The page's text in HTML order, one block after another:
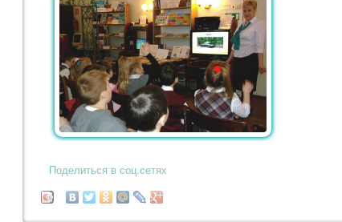
Поделиться в соц.сетях